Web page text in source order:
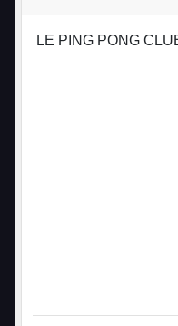
LE PING PONG